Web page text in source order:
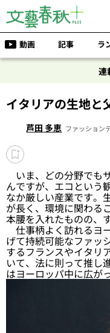
動画 記事 ラ
連
イタリアの生地と
芦田 多恵 ファッション
いま、どの分野でも
んですが、エコという
なか厳しい産業です。
が長く、環境に関わる
本腰を入れたものの、
仕事柄よく訪れるヨ
げて持続可能なファッ
するフランスやイタリ
いて、法に則って推し
はヨーロッパ中に広が